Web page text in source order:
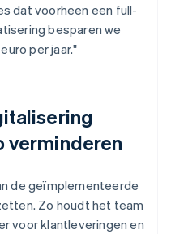
dat voorheen een full-
besparen we
per jaar."
verminderen
de geïmplementeerde
Zo houdt het team
voor klantleveringen en